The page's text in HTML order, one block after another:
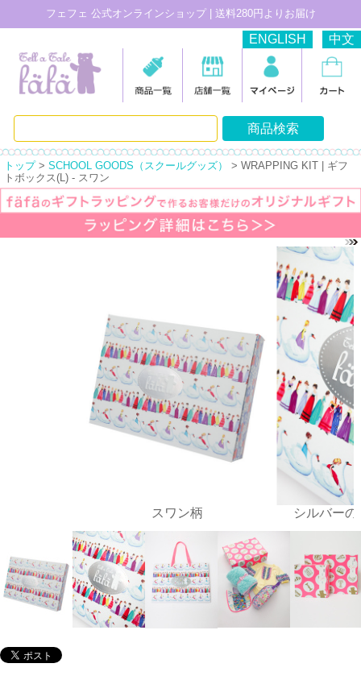
フェフェ 公式オンラインショップ | 送料280円よりお届け
ENGLISH 中文
トップ> SCHOOL GOODS（スクールグッズ）
> WRAPPING KIT | ギフ
トボックス(L) - スワン
スワン柄 シルバー